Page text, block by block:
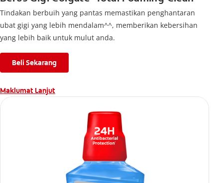
Tindakan berbuih yang pantas memastikan penghantaran
ubat gigi yang lebih mendalam^^, memberikan kebersihan
yang lebih baik untuk mulut anda.
Beli Sekarang
Maklumat Lanjut